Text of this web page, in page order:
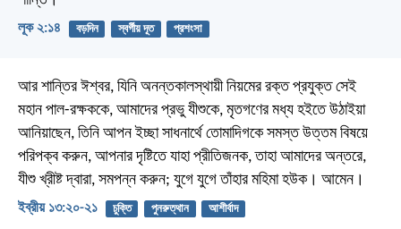
লূক ২:১৪ বড়দিন স্বর্গীয় দূত প্রশংসা
আর শান্তির ঈশ্বর, যিনি অনন্তকালস্থায়ী নিয়মের রক্ত প্রযুক্ত সেই
মহান পাল-রক্ষককে, আমাদের প্রভু যীশুকে, মৃতগণের মধ্য হইতে উঠাইয়া
আনিয়াছেন, তিনি আপন ইচ্ছা সাধনার্থে তোমাদিগকে সমস্ত উত্তম বিষয়ে
পরিপক্ব করুন, আপনার দৃষ্টিতে যাহা প্রীতিজনক, তাহা আমাদের অন্তরে,
যীশু খ্রীষ্ট দ্বারা, সমপন্ন করুন; যুগে যুগে তাঁহার মহিমা হউক। আমেন।
ইব্রীয় ১৩:২০-২১ চুক্তি পুনরুত্থান আশীর্বাদ